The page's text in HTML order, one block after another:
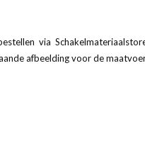
via
afbeelding voor de